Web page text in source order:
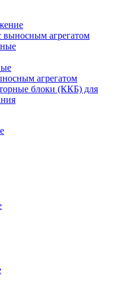
агрегатом
агрегатом
блоки (ККБ) для